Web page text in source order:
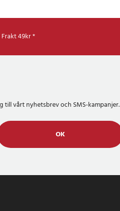
Frakt 49kr *
vårt nyhetsbrev och SMS-kampanjer.
OK